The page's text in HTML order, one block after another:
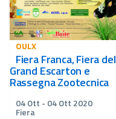
OULX
Fiera Franca, Fiera del
Grand Escarton e
Rassegna Zootecnica
04 Ott - 04 Ott 2020
Fiera